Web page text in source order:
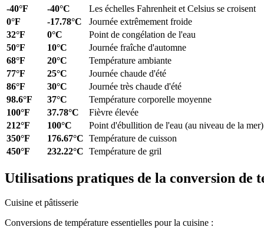
-40°F -40°C
Les échelles Fahrenheit et Celsius se croisent
0°F -17.78°C
Journée extrêmement froide
32°F 0°C
Point de congélation de l'eau
50°F 10°C
Journée fraîche d'automne
68°F 20°C
Température ambiante
77°F 25°C
Journée chaude d'été
86°F 30°C
Journée très chaude d'été
98.6°F 37°C
Température corporelle moyenne
100°F 37.78°C
Fièvre élevée
212°F 100°C
Point d'ébullition de l'eau (au niveau de la mer)
350°F 176.67°C Température de cuisson
450°F 232.22°C Température de gril
Utilisations pratiques de la conversion de
Cuisine et pâtisserie
Conversions de température essentielles pour la cuisine :